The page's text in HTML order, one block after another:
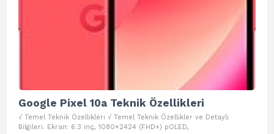
Google Pixel 10a Teknik Özellikleri
√ Temel Teknik Özellikleri √ Temel Teknik Özellikler ve Detaylı
Bilgileri. Ekran: 6.3 inç, 1080×2424 (FHD+) pOLED,